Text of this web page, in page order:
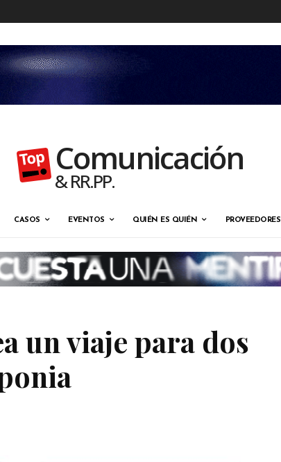
Comunicación
& RR.PP.
CASOS EVENTOS QUIÉN ES QUIÉN PROVEEDORES
un viaje para dos